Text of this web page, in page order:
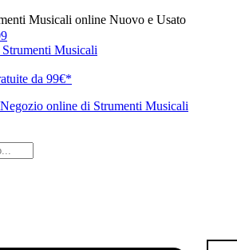
Musicali online Nuovo e Usato
Musicali
da 99€*